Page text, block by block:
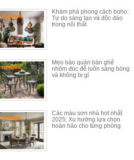
GHẾ TRANG ĐIỂM
MINH HIỆN ĐẠI
HỢP SẠC...
sp: HH.BTD08
BỘ BÀN ĂN
PHIẾN AK3699
Khám phá phong cách boho:
Tự do sáng tạo và độc đáo
trong nội thất
Mẹo bảo quản bàn ghế
nhôm đúc để luôn sáng bóng
và không bị gỉ
Các màu sơn nhà hot nhất
2025: Xu hướng lựa chọn
hoàn hảo cho từng phòng